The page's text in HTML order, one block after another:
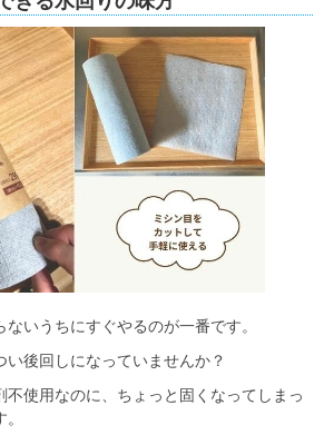
いうちにすぐやるのが一番です。
い後回しになっていませんか？
不使用なのに、ちょっと固くなってしまっ